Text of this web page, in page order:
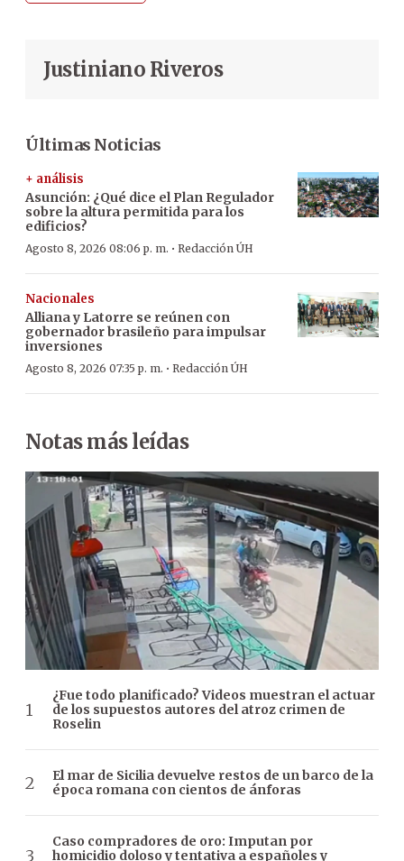
Justiniano Riveros
Últimas Noticias
+ análisis
Asunción: ¿Qué dice el Plan Regulador
sobre la altura permitida para los
edificios?
Agosto 8, 2026 08:06 p. m. · Redacción ÚH
Nacionales
Alliana y Latorre se reúnen con
gobernador brasileño para impulsar
inversiones
Agosto 8, 2026 07:35 p. m. · Redacción ÚH
Notas más leídas
¿Fue todo planificado? Videos muestran el actuar
de los supuestos autores del atroz crimen de
Roselin
El mar de Sicilia devuelve restos de un barco de la
época romana con cientos de ánforas
Caso compradores de oro: Imputan por
homicidio doloso y tentativa a españoles y